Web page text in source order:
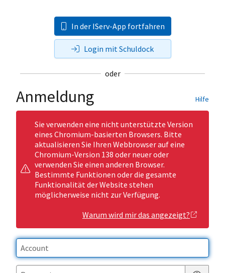
In der IServ-App fortfahren
Login mit Schuldock
oder
Anmeldung Hilfe
Sie verwenden eine nicht unterstützte Version
eines Chromium-basierten Browsers. Bitte
aktualisieren Sie Ihren Webbrowser auf eine
Chromium-Version 138 oder neuer oder
verwenden Sie einen anderen Browser.
Bestimmte Funktionen oder die gesamte
Funktionalität der Website stehen
möglicherweise nicht zur Verfügung.
Warum wird mir das angezeigt?